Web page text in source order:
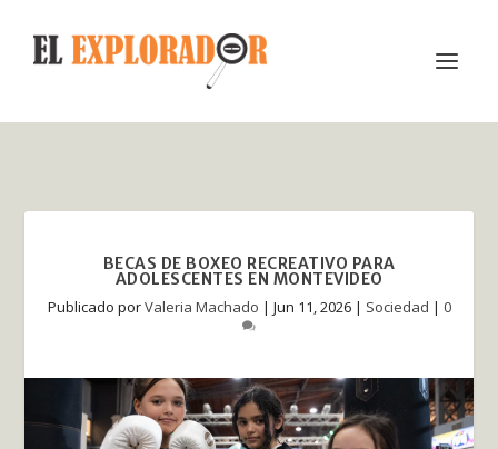
BECAS DE BOXEO RECREATIVO PARA
ADOLESCENTES EN MONTEVIDEO
Publicado porValeria Machado | Jun 11, 2026| Sociedad | 0